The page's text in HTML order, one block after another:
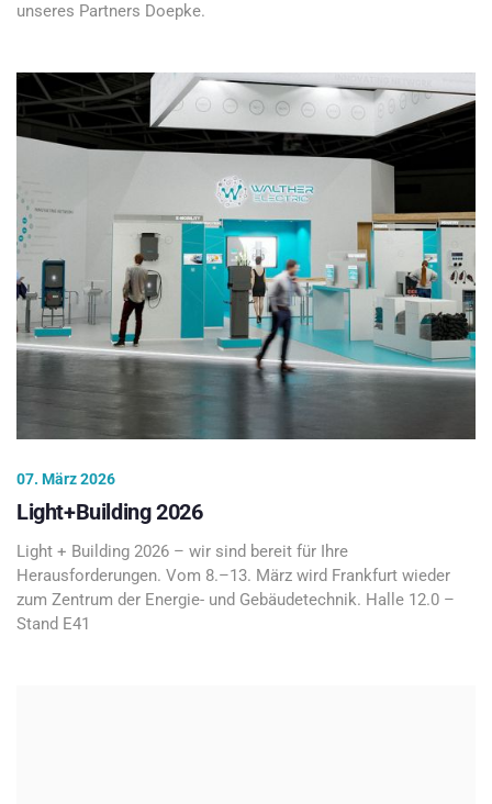
unseres Partners Doepke.
07. März 2026
Light+Building 2026
Light + Building 2026 – wir sind bereit für Ihre
Herausforderungen. Vom 8.–13. März wird Frankfurt wieder
zum Zentrum der Energie- und Gebäudetechnik. Halle 12.0 –
Stand E41